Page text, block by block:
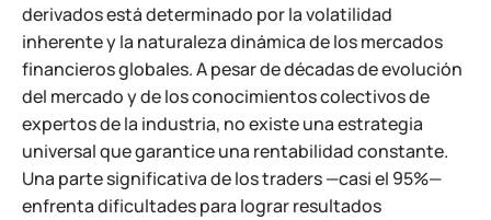
derivados está determinado por la volatilidad
inherente y la naturaleza dinámica de los mercados
financieros globales. A pesar de décadas de evolución
del mercado y de los conocimientos colectivos de
expertos de la industria, no existe una estrategia
universal que garantice una rentabilidad constante.
Una parte significativa de los traders —casi el 95%—
enfrenta dificultades para lograr resultados